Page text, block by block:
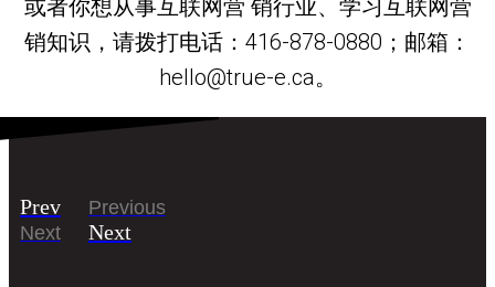
或者你想从事互联网营 销行业、学习互联网营
销知识，请拨打电话：416-878-0880；邮箱：
hello@true-e.ca。
Prev
Previous
Next
Next